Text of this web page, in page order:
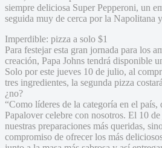
siempre deliciosa Super Pepperoni, un
seguida muy de cerca por la Napolitana
Imperdible: pizza a solo $1
Para festejar esta gran jornada para los
creación, Papa Johns tendrá disponible
Solo por este jueves 10 de julio, al
tres ingredientes, la segunda pizza
¿no?
“Como líderes de la categoría en el país,
Papalover celebre con nosotros. El 10
nuestras preparaciones más queridas,
compromiso de ofrecer los más